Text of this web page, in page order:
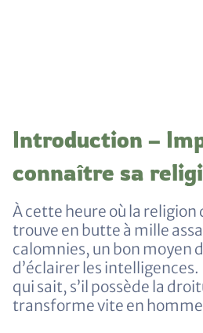
Introduction –
connaître sa
À cette heure où la religion
trouve en butte à mille
calomnies, un bon moyen
d’éclairer les
qui sait, s’il possède la
transforme vite en